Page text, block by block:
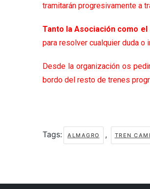
tramitarán progresivamente a
Tanto la Asociación como
para resolver cualquier duda o
Desde la organización os
bordo del resto de trenes
Tags: ALMAGRO , TREN